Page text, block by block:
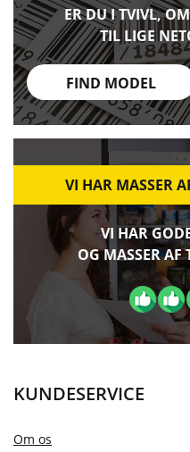
ER DU I TVIVL,
TIL LIGE
FIND MODEL
VI HAR MASSER
VI HAR
OG MASSER AF
KUNDESERVICE
Om os